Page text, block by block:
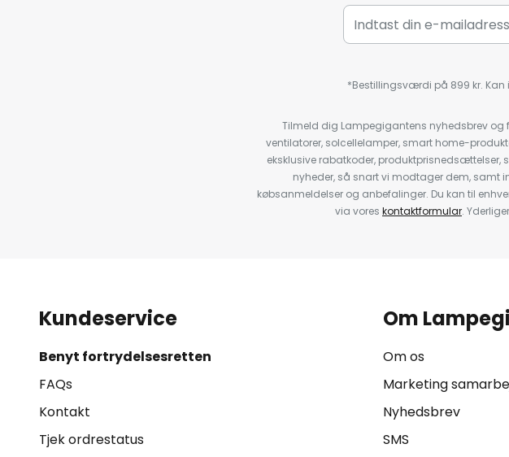
*Bestillingsværdi på 899 kr. Kan
Tilmeld dig Lampegigantens nyhedsbrev
ventilatorer, solcellelamper, smart home-
eksklusive rabatkoder,
nyheder, så snart vi modtager dem, samt
købsanmeldelser og anbefalinger. Du kan til
via vores kontaktformular.
Kundeservice
Benyt fortrydelsesretten
FAQs
Kontakt
Tjek ordrestatus
Om
Om os
Marketing
Nyhedsbrev
SMS